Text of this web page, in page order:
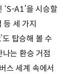
A1’을 시승할
등 세 가지
탑승해 볼 수
는 환승 거점
스 세계 속에서